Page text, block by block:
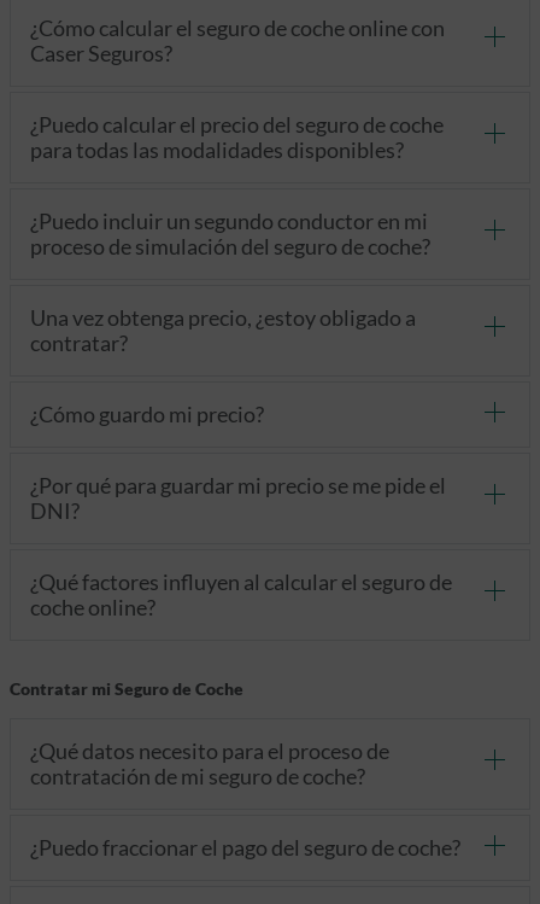
¿Cómo calcular el seguro de coche online con
Caser Seguros?
¿Puedo calcular el precio del seguro de coche
para todas las modalidades disponibles?
¿Puedo incluir un segundo conductor en mi
proceso de simulación del seguro de coche?
Una vez obtenga precio, ¿estoy obligado a
contratar?
¿Cómo guardo mi precio?
¿Por qué para guardar mi precio se me pide el
DNI?
¿Qué factores influyen al calcular el seguro de
coche online?
Contratar mi Seguro de Coche
¿Qué datos necesito para el proceso de
contratación de mi seguro de coche?
¿Puedo fraccionar el pago del seguro de coche?